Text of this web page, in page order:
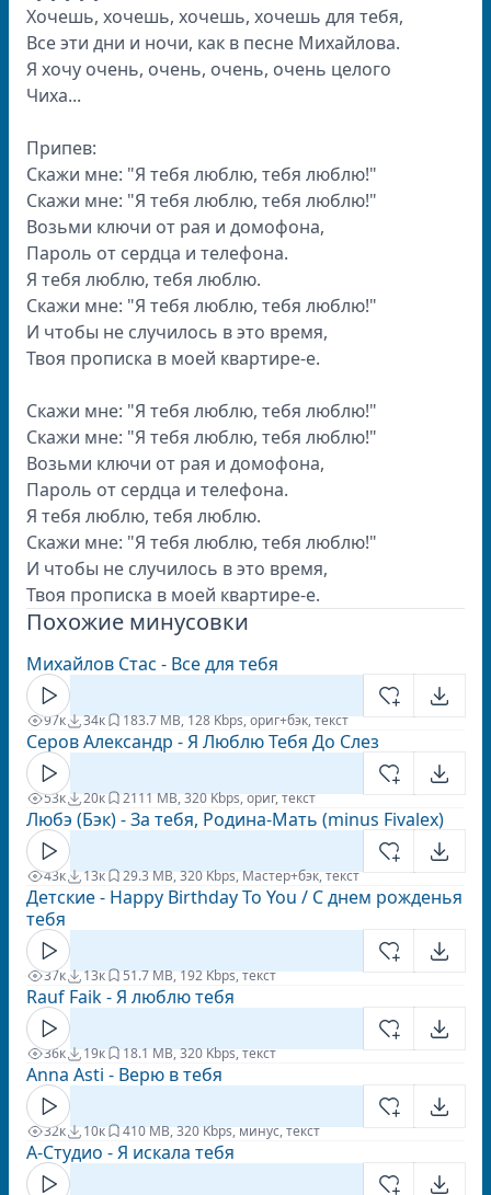
Хочешь, хочешь, хочешь, хочешь для тебя,
Все эти дни и ночи, как в песне Михайлова.
Я хочу очень, очень, очень, очень целого
Чиха...
Припев:
Скажи мне: "Я тебя люблю, тебя люблю!"
Скажи мне: "Я тебя люблю, тебя люблю!"
Возьми ключи от рая и домофона,
Пароль от сердца и телефона.
Я тебя люблю, тебя люблю.
Скажи мне: "Я тебя люблю, тебя люблю!"
И чтобы не случилось в это время,
Твоя прописка в моей квартире-е.
Скажи мне: "Я тебя люблю, тебя люблю!"
Скажи мне: "Я тебя люблю, тебя люблю!"
Возьми ключи от рая и домофона,
Пароль от сердца и телефона.
Я тебя люблю, тебя люблю.
Скажи мне: "Я тебя люблю, тебя люблю!"
И чтобы не случилось в это время,
Твоя прописка в моей квартире-е.
Похожие минусовки
Михайлов Стас - Все для тебя
97к 34к 183.7 MB, 128 Kbps, ориг+бэк, текст
Серов Александр - Я Люблю Тебя До Слез
53к 20к 2111 MB, 320 Kbps, ориг, текст
Любэ (Бэк) - За тебя, Родина-Мать (minus Fivalex)
43к 13к 29.3 MB, 320 Kbps, Мастер+бэк, текст
Детские - Happy Birthday To You / С днем рожденья
тебя
37к 13к 51.7 MB, 192 Kbps, текст
Rauf Faik - Я люблю тебя
36к 19к 18.1 MB, 320 Kbps, текст
Anna Asti - Верю в тебя
32к 10к 410 MB, 320 Kbps, минус, текст
А-Студио - Я искала тебя